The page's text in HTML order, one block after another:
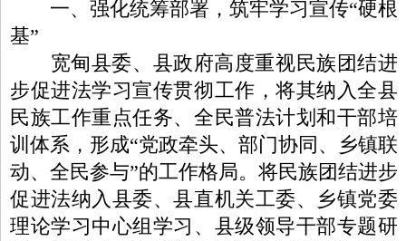
一、强化统筹部署，筑牢学习宣传“硬根
基”
宽甸县委、县政府高度重视民族团结进
步促进法学习宣传贯彻工作，将其纳入全县
民族工作重点任务、全民普法计划和干部培
训体系，形成“党政牵头、部门协同、乡镇联
动、全民参与”的工作格局。将民族团结进步
促进法纳入县委、县直机关工委、乡镇党委
理论学习中心组学习、县级领导干部专题研